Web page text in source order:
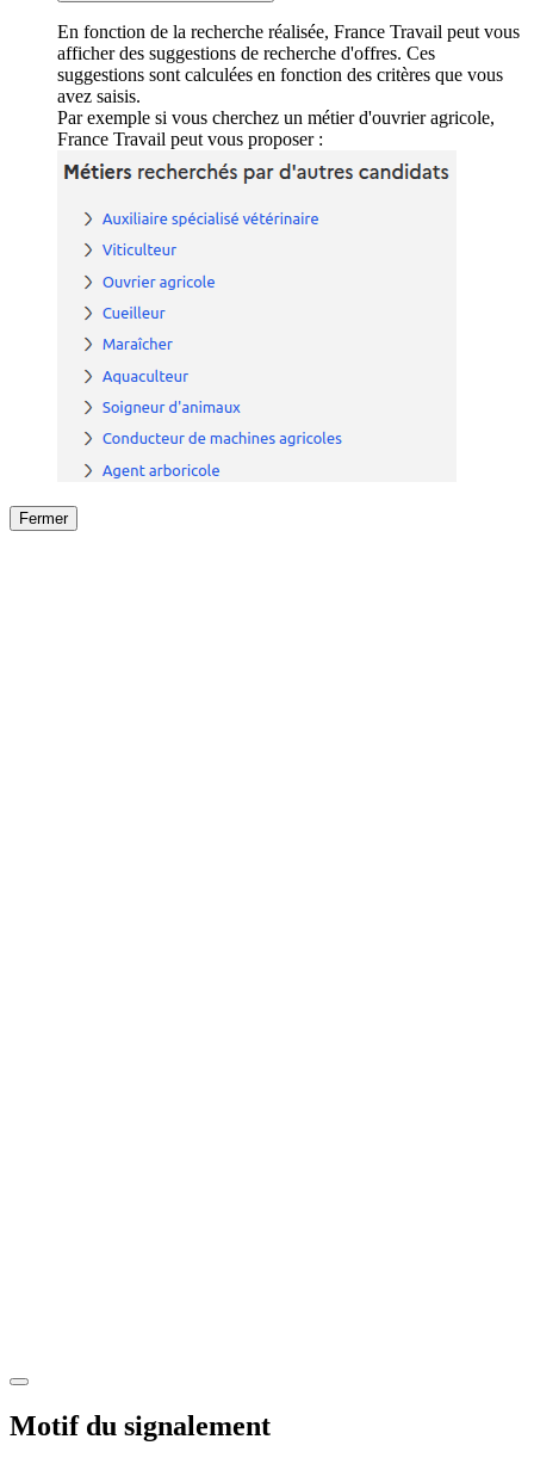
En fonction de la recherche réalisée, France Travail peut vous
afficher des suggestions de recherche d'offres. Ces
suggestions sont calculées en fonction des critères que vous
avez saisis.
Par exemple si vous cherchez un métier d'ouvrier agricole,
France Travail peut vous proposer :
Fermer
Motif du signalement